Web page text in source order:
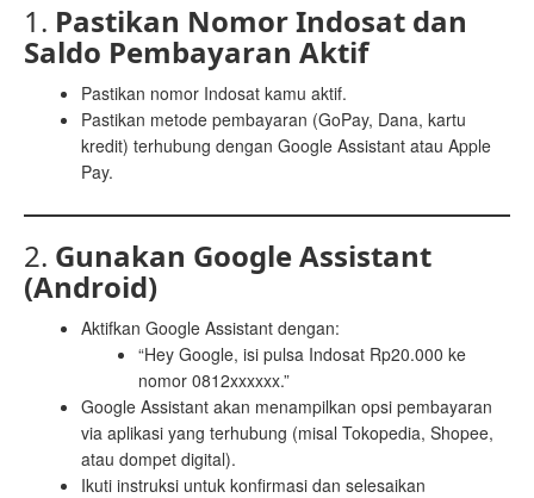
1. Pastikan Nomor Indosat dan
Saldo Pembayaran Aktif
Pastikan nomor Indosat kamu aktif.
Pastikan metode pembayaran (GoPay, Dana, kartu
kredit) terhubung dengan Google Assistant atau Apple
Pay.
2. Gunakan Google Assistant
(Android)
Aktifkan Google Assistant dengan:
“Hey Google, isi pulsa Indosat Rp20.000 ke
nomor 0812xxxxxx.”
Google Assistant akan menampilkan opsi pembayaran
via aplikasi yang terhubung (misal Tokopedia, Shopee,
atau dompet digital).
Ikuti instruksi untuk konfirmasi dan selesaikan